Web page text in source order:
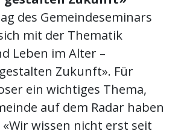
des Gemeindeseminars
mit der Thematik
Leben im Alter –
Zukunft». Für
ein wichtiges Thema,
auf dem Radar haben
wissen nicht erst seit